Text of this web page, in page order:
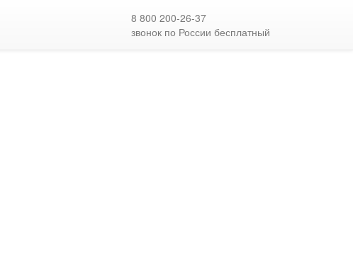
8 800 200-26-37
звонок по России бесплатный